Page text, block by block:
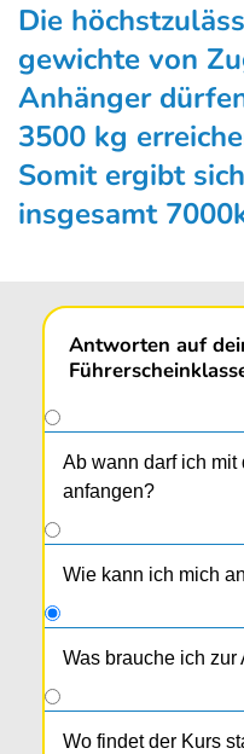
Die
gewichte von
Anhänger
3500 kg
Somit ergibt
insgesamt
Antworten auf
Ab wann darf ich mit
anfangen?
Wie kann ich mich
Was brauche ich zur
amtl.
1 Passfoto
Wo findet der Kurs